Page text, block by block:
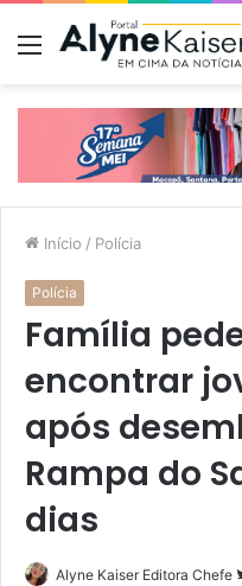
Menu
Início / Polícia
Polícia
Família
encontrar
após
Rampa do
dias
Alyne Kaiser Editora Chefe